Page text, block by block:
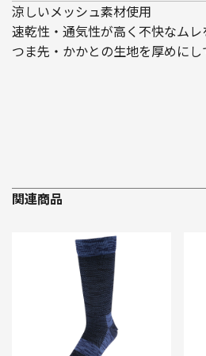
涼しいメッシュ素材使用
速乾性・通気性が高く不快なムレ
つま先・かかとの生地を厚めに
関連商品